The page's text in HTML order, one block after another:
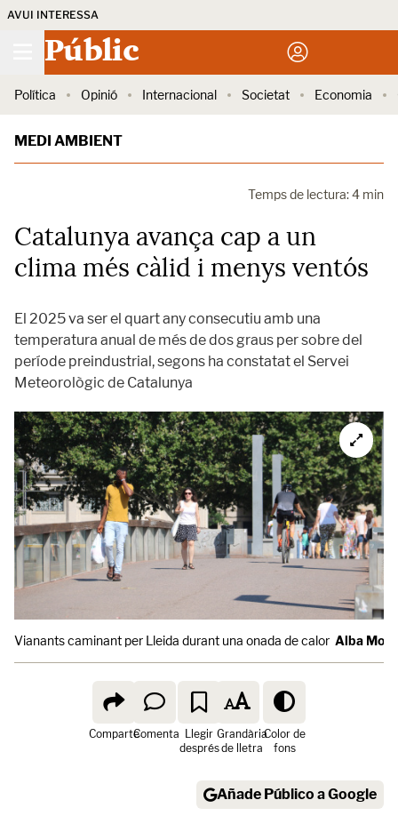
AVUI INTERESSA
Públic
Política Opinió Internacional Societat Economia
MEDI AMBIENT
Temps de lectura: 4 min
Catalunya avança cap a un
clima més càlid i menys ventós
El 2025 va ser el quart any consecutiu amb una
temperatura anual de més de dos graus per sobre del
període preindustrial, segons ha constatat el Servei
Meteorològic de Catalunya
Vianants caminant per Lleida durant una onada de calor Alba Mor/
ComparteComenta Llegir
després
Grandària
de lletra
Color de
fons
Añade Público a Google